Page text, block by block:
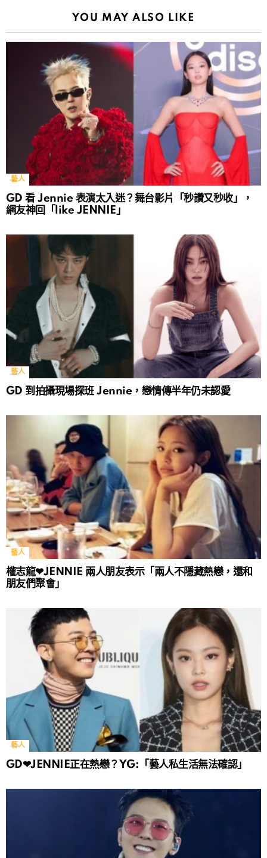
YOU MAY ALSO LIKE
藝人
GD 看 Jennie 表演太入迷？舞台影片「秒讚又秒收」，
網友神回「like JENNIE」
藝人
GD 到拍攝現場探班 Jennie，戀情傳半年仍未認愛
藝人
權志龍❤JENNIE 兩人朋友表示「兩人不隱藏熱戀，還和
朋友們聚會」
藝人
GD❤JENNIE正在熱戀？YG:「藝人私生活無法確認」